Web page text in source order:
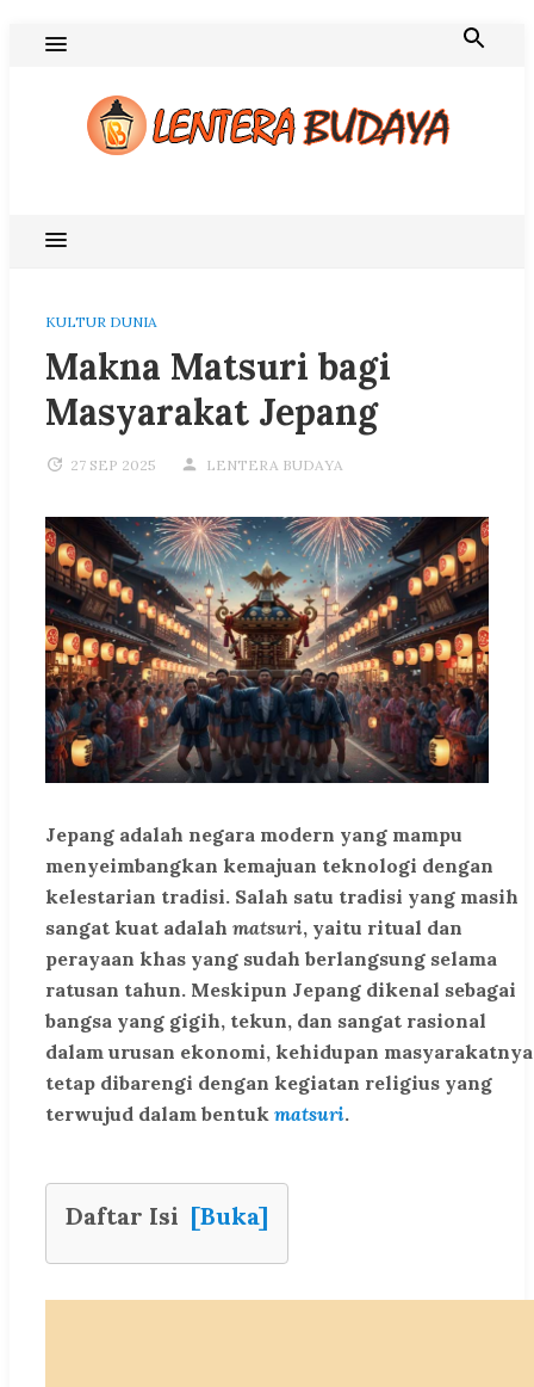
KULTUR DUNIA
Makna Matsuri bagi
Masyarakat Jepang
27 SEP 2025 LENTERA BUDAYA
Jepang adalah negara modern yang mampu
menyeimbangkan kemajuan teknologi dengan
kelestarian tradisi. Salah satu tradisi yang masih
sangat kuat adalah matsuri, yaitu ritual dan
perayaan khas yang sudah berlangsung selama
ratusan tahun. Meskipun Jepang dikenal sebagai
bangsa yang gigih, tekun, dan sangat rasional
dalam urusan ekonomi, kehidupan masyarakatnya
tetap dibarengi dengan kegiatan religius yang
terwujud dalam bentuk matsuri.
Daftar Isi [Buka]